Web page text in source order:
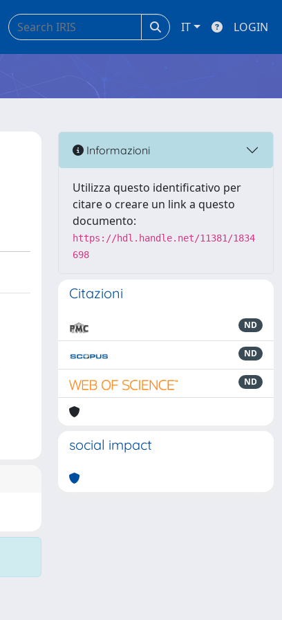
IT LOGIN
Informazioni
Utilizza questo identificativo per
citare o creare un link a questo
documento:
https://hdl.handle.net/11381/1834
698
Citazioni
ND
ND
ND
social impact